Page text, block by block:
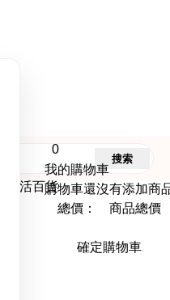
0
我的購物車
購物車還沒有添加商
總價： 商品總價
確定購物車
搜索